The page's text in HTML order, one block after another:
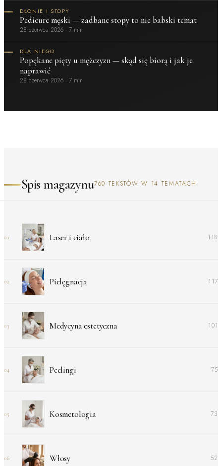
DŁONIE I STOPY
Pedicure męski — zadbane stopy to nie babski temat
28 czerwca 2026 · 7 min
DLA NIEGO
Popękane pięty u mężczyzn — skąd się biorą i jak je
naprawić
28 czerwca 2026 · 7 min
Spis magazynu760 TEKSTÓW W 14 TEMATACH
01 Laser i ciało 118
02 Pielęgnacja 117
03 Medycyna estetyczna 101
04 Peelingi 75
05 Kosmetologia 73
06 Włosy 52